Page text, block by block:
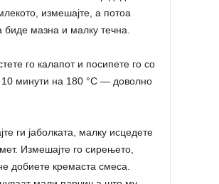
измешајте, а потоа
мазна и малку течна.
го калапот и посипете го со
10 минути на 180 °C — доволно
ги јаболката, малку исцедете
Измешајте го сирењето,
добиете кремаста смеса.